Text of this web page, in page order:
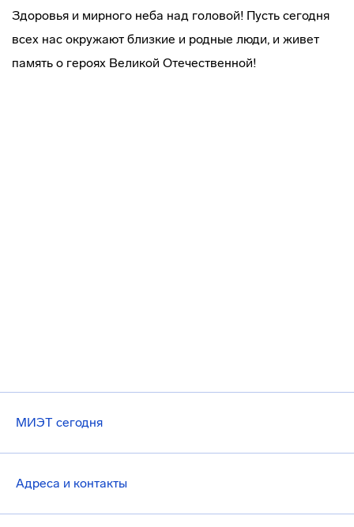
Здоровья и мирного неба над головой! Пусть сегодня
всех нас окружают близкие и родные люди, и живет
память о героях Великой Отечественной!
МИЭТ сегодня
Адреса и контакты